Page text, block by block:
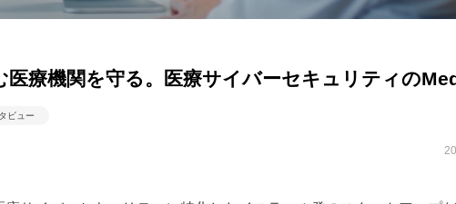
医療機関を守る。医療サイバーセキュリティの
ビュー